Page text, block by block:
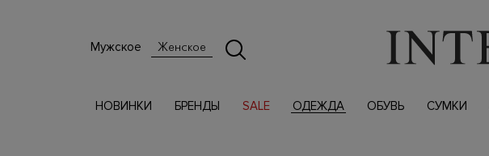
Мужское Женское
НОВИНКИ БРЕНДЫ SALE ОДЕЖДА ОБУВЬ СУМКИ